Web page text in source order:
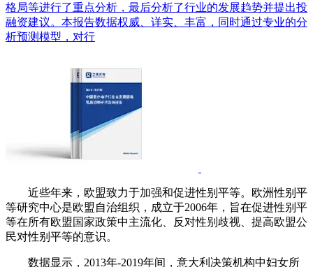
格局等进行了重点分析，最后分析了行业的发展趋势并提出投
融资建议。本报告数据权威、详实、丰富，同时通过专业的分
析预测模型，对行
近些年来，欧盟致力于加强和促进性别平等。欧洲性别平
等研究中心是欧盟自治组织，成立于2006年，旨在促进性别平
等在所有欧盟国家政策中主流化、反对性别歧视、提高欧盟公
民对性别平等的意识。
数据显示，2013年-2019年间，意大利决策机构中妇女所